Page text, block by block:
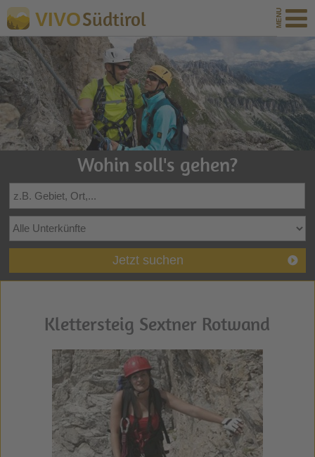
VIVOSüdtirol
Wohin soll's gehen?
Jetzt suchen
Klettersteig Sextner Rotwand